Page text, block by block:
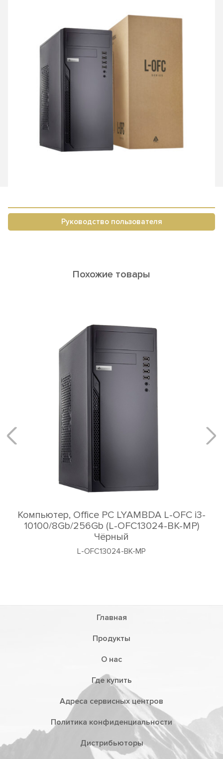
Руководство пользователя
Похожие товары
Компьютер, Office PC LYAMBDA L-OFC i3-
10100/8Gb/256Gb (L-OFC13024-BK-MP)
Чёрный
L-OFC13024-BK-MP
Главная
Продукты
О нас
Где купить
Адреса сервисных центров
Политика конфиденциальности
Дистрибьюторы